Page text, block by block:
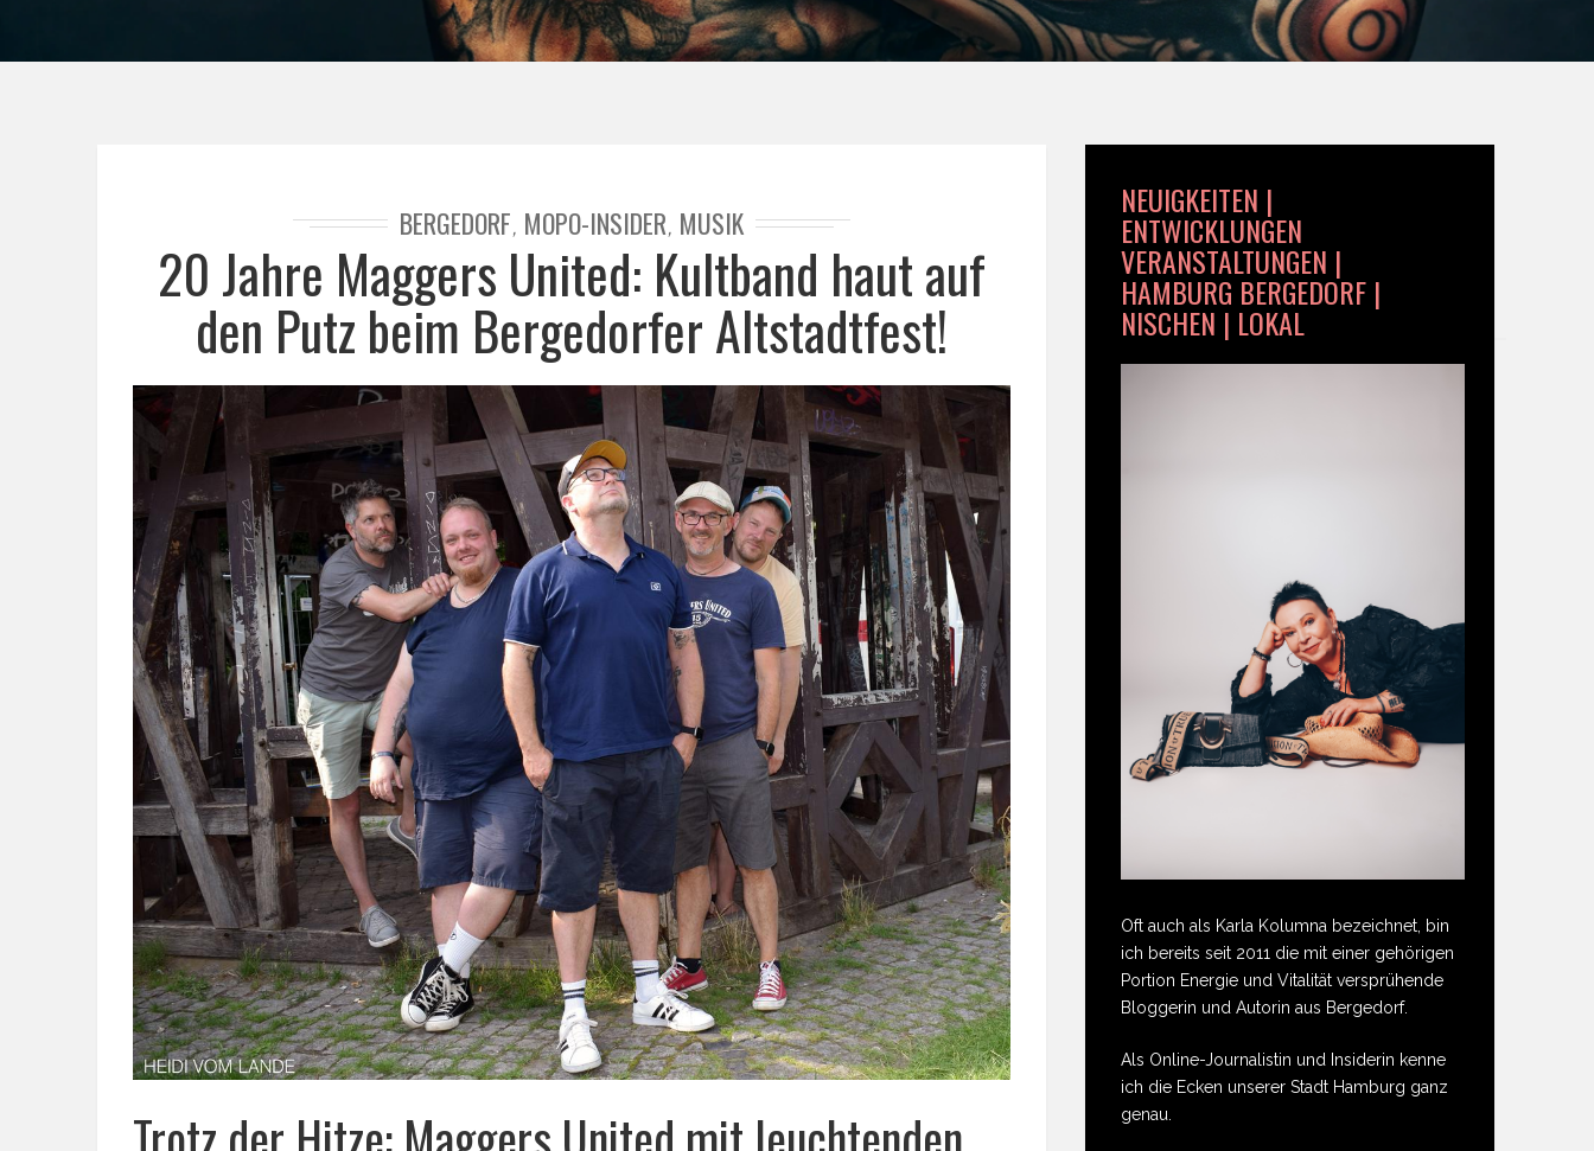
BERGEDORF, MOPO-INSIDER, MUSIK
20 Jahre Maggers United: Kultband haut auf
den Putz beim Bergedorfer Altstadtfest!
NEUIGKEITEN |
ENTWICKLUNGEN
VERANSTALTUNGEN |
HAMBURG BERGEDORF |
NISCHEN | LOKAL
Oft auch als Karla Kolumna bezeichnet, bin
ich bereits seit 2011 die mit einer gehörigen
Portion Energie und Vitalität versprühende
Bloggerin und Autorin aus Bergedorf.
Als Online-Journalistin und Insiderin kenne
ich die Ecken unserer Stadt Hamburg ganz
genau.